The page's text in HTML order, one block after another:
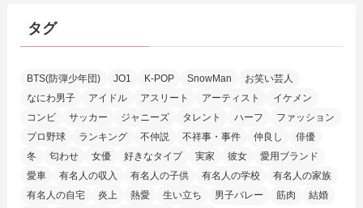
タグ
BTS(防弾少年団) JO1 K-POP SnowMan
お笑い芸人
なにわ男子
アイドル アスリート アーティスト
イケメン
コンビ
サッカー ジャニーズ タレント ハーフ
ファッション
プロ野球
ランキング 不仲説 不祥事・事件 仲良し
俳優
冬
匂わせ 女優 好きなタイプ 実家 彼女
愛用ブランド
愛車
有名人の収入 有名人の子供 有名人の学校
有名人の家族
有名人の自宅
炎上 熱愛 生い立ち 男子バレー 筋肉
結婚